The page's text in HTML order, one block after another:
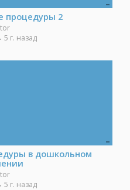
процедуры 2
5 г. назад
в дошкольном
5 г. назад